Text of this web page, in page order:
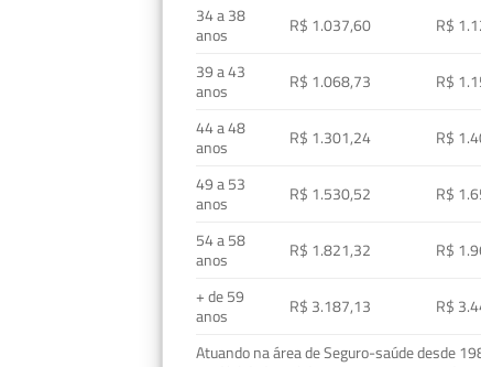
34 a 38
anos
R$ 1.037,60 R$
39 a 43
anos
R$ 1.068,73 R$
44 a 48
anos
R$ 1.301,24 R$
49 a 53
anos
R$ 1.530,52 R$
54 a 58
anos
R$ 1.821,32 R$
+ de 59
anos
R$ 3.187,13 R$
Atuando na área de Seguro-saúde desde